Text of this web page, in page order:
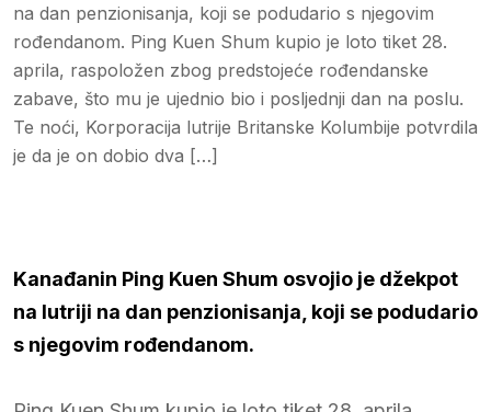
na dan penzionisanja, koji se podudario s njegovim
rođendanom. Ping Kuen Shum kupio je loto tiket 28.
aprila, raspoložen zbog predstojeće rođendanske
zabave, što mu je ujednio bio i posljednji dan na poslu.
Te noći, Korporacija lutrije Britanske Kolumbije potvrdila
je da je on dobio dva […]
Kanađanin Ping Kuen Shum osvojio je džekpot
na lutriji na dan penzionisanja, koji se podudario
s njegovim rođendanom.